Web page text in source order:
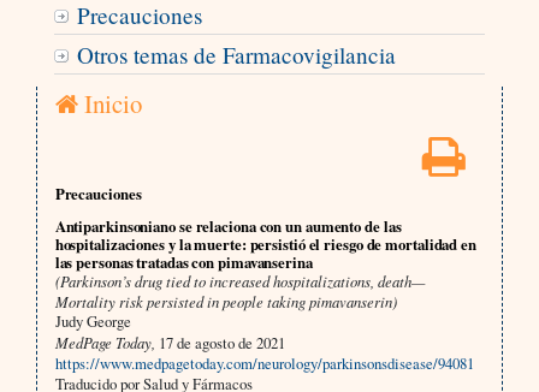
Precauciones
Otros temas de Farmacovigilancia
Inicio
Precauciones
Antiparkinsoniano se relaciona con un aumento de las
hospitalizaciones y la muerte: persistió el riesgo de mortalidad en
las personas tratadas con pimavanserina
(Parkinson’s drug tied to increased hospitalizations, death—
Mortality risk persisted in people taking pimavanserin)
Judy George
MedPage Today, 17 de agosto de 2021
https://www.medpagetoday.com/neurology/parkinsonsdisease/94081
Traducido por Salud y Fármacos